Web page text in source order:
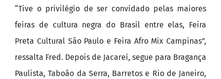
“Tive o privilégio de ser convidado pelas maiores
feiras de cultura negra do Brasil entre elas, Feira
Preta Cultural São Paulo e Feira Afro Mix Campinas”,
ressalta Fred. Depois de Jacareí, segue para Bragança
Paulista, Taboão da Serra, Barretos e Rio de Janeiro,